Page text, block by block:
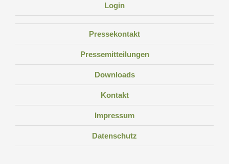
Login
Pressekontakt
Pressemitteilungen
Downloads
Kontakt
Impressum
Datenschutz